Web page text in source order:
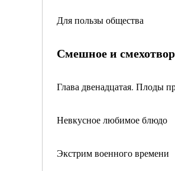
Для пользы общества
Смешное и
Глава двенадцатая. Плоды
Невкусное любимое блюдо
Экстрим военного времени